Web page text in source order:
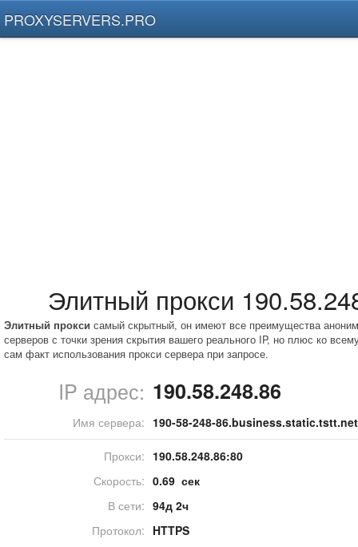
PROXYSERVERS.PRO
Элитный прокси
Элитный прокси самый скрытный, он имеют все преимущества
серверов с точки зрения скрытия вашего реального IP, но плюс ко
сам факт использования прокси сервера при запросе.
IP адрес: 190.58.248.86
Имя сервера: 190-58-248-
Прокси: 190.58.248.86:80
Скорость: 0.69 сек
В сети: 94д 2ч
Протокол: HTTPS